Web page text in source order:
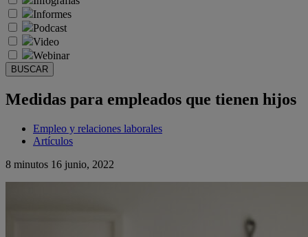
Informes
Podcast
Video
Webinar
BUSCAR
Medidas para empleados que tienen hijos
Empleo y relaciones laborales
Artículos
8 minutos 16 junio, 2022